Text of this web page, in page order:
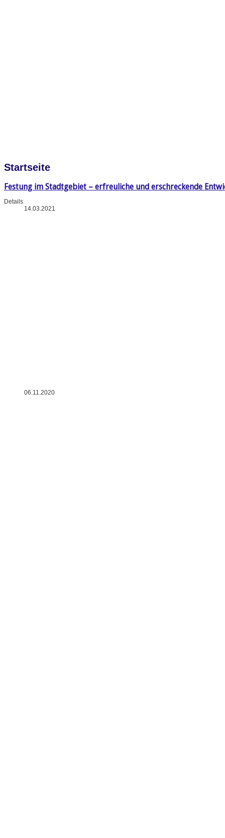
Startseite
Festung im Stadtgebiet – erfreuliche und erschreckende
Details
14.03.2021
06.11.2020